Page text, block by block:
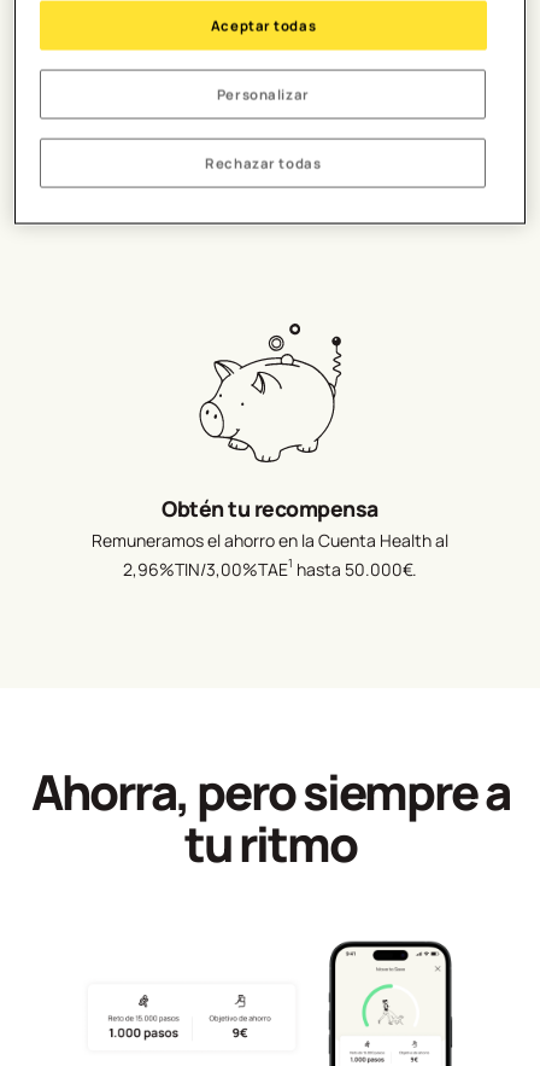
Ahorra a cada paso
Obtén tu recompensa
Remuneramos el ahorro en la Cuenta Health al
2,96%TIN/3,00%TAE1 hasta 50.000€.
Ahorra, pero siempre a
tu ritmo
Rechazar todas
Personalizar
Aceptar todas